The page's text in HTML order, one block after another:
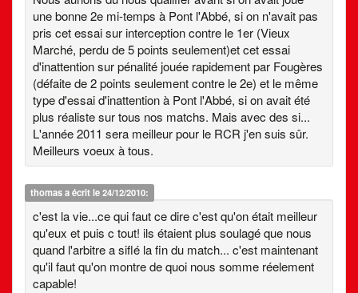
une bonne 2e mi-temps à Pont l'Abbé, si on n'avait pas
pris cet essai sur interception contre le 1er (Vieux
Marché, perdu de 5 points seulement)et cet essai
d'inattention sur pénalité jouée rapidement par Fougères
(défaite de 2 points seulement contre le 2e) et le même
type d'essai d'inattention à Pont l'Abbé, si on avait été
plus réaliste sur tous nos matchs. Mais avec des si...
L'année 2011 sera meilleur pour le RCR j'en suis sûr.
Meilleurs voeux à tous.
thomasa écrit le 24/12/2010:
c'est la vie...ce qui faut ce dire c'est qu'on était meilleur
qu'eux et puis c tout! ils étaient plus soulagé que nous
quand l'arbitre a siflé la fin du match... c'est maintenant
qu'il faut qu'on montre de quoi nous somme réelement
capable!